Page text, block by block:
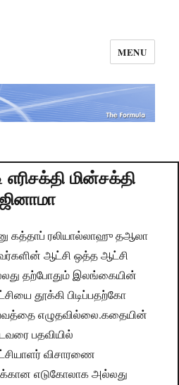
MENU
மின்சக்தி
கத்தாப் ரலியால்லாஹு தஆலா
ஆட்சி ஒத்த ஆட்சி
தற்போதும் இலங்கையின்
தூக்கி பிடிப்பதற்கோ
எழுதவில்லை.கதையின்
பதவியில்
விசாரணை
எடுகோலாக அல்லது